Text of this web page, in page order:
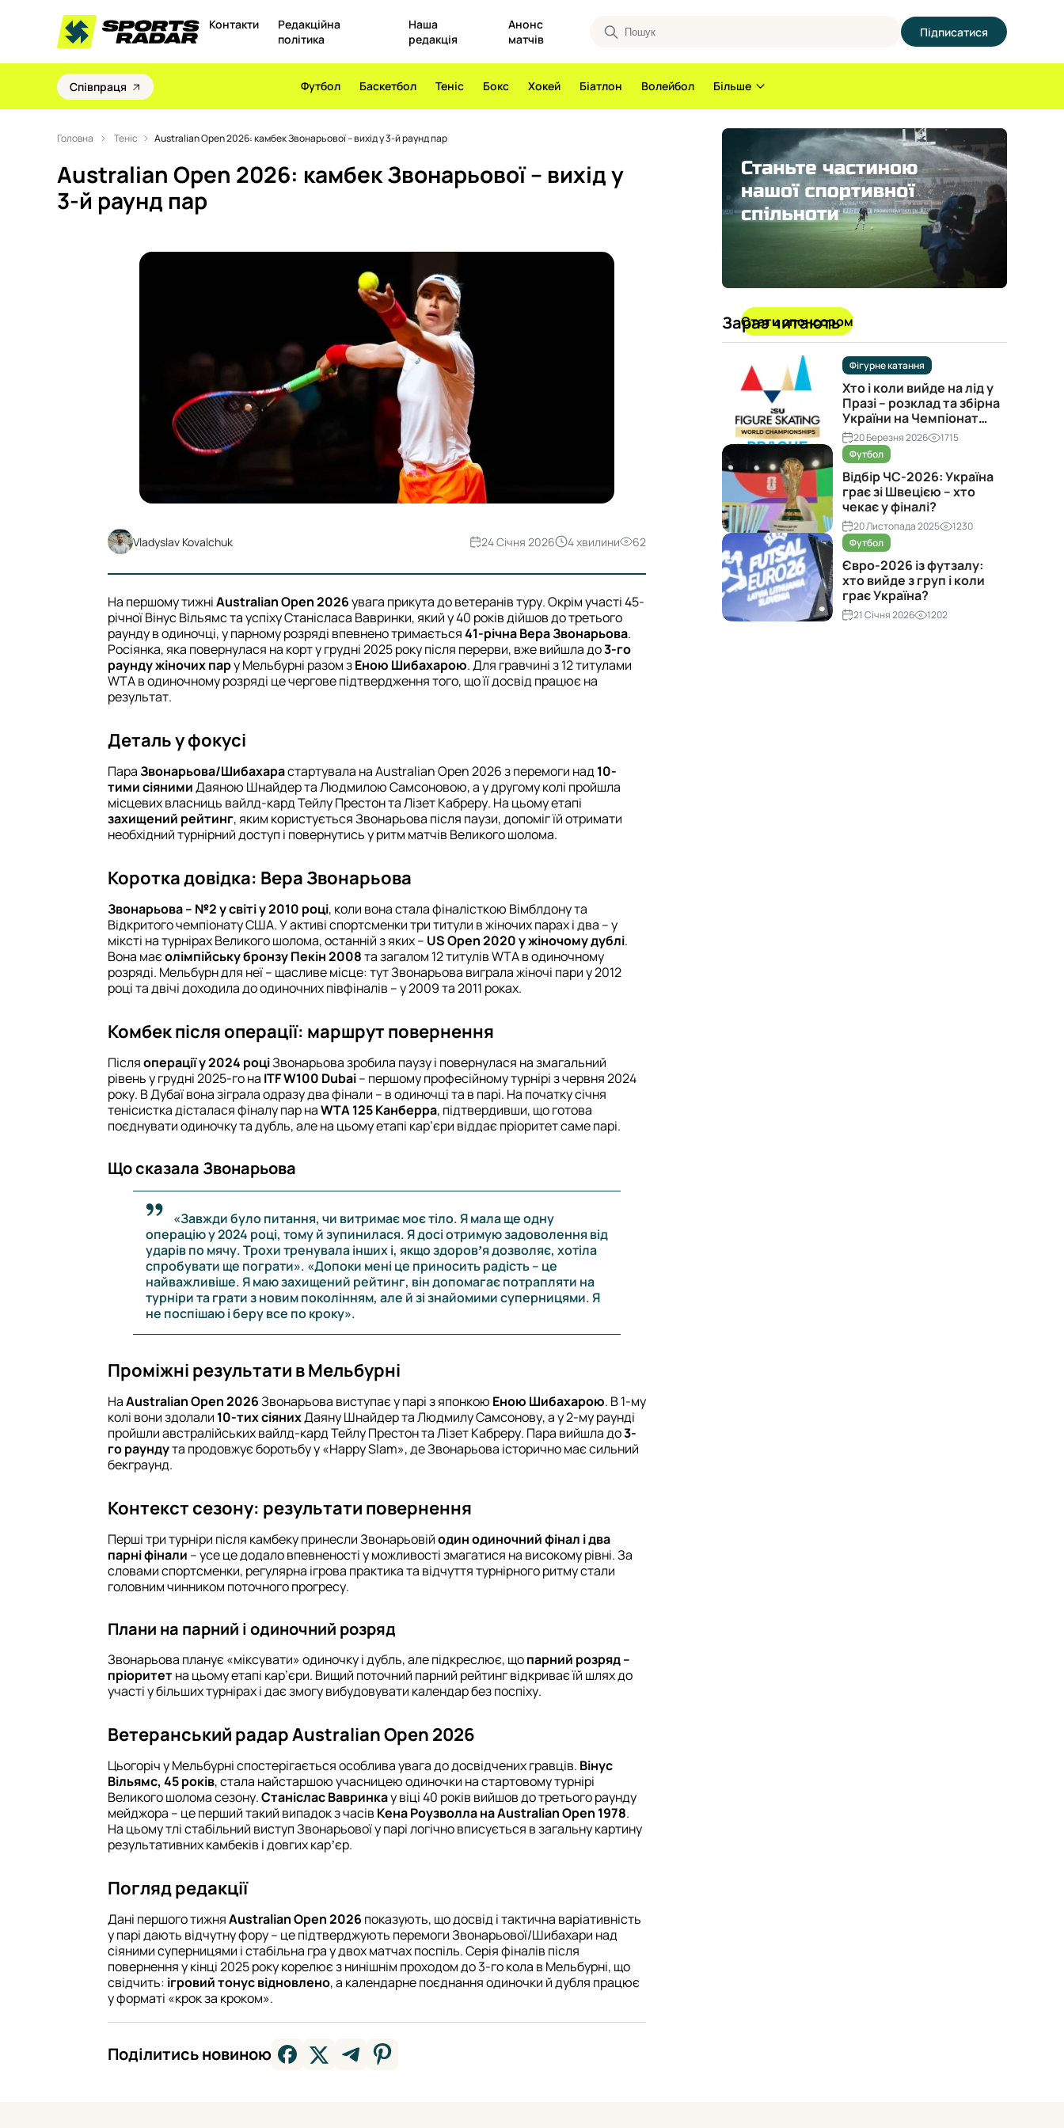
Контакти
Редакційна
політика
Наша
редакція
Анонс
матчів
Підписатися
Співпраця Футбол Баскетбол Теніс Бокс Хокей Біатлон Волейбол Більше
Стати спонсором
Головна Теніс Australian Open 2026: камбек Звонарьової – вихід у 3-й раунд пар
Australian Open 2026: камбек Звонарьової – вихід у
3-й раунд пар
Vladyslav Kovalchuk 4 хвилини 62
24 Січня 2026
На першому тижніAustralian Open 2026увага прикута до ветеранів туру. Окрім участі 45-
річної Вінус Вільямс та успіху Станісласа Вавринки, який у 40 років дійшов до третього
раунду в одиночці, у парному розряді впевнено тримається41-річна Вера Звонарьова.
Росіянка, яка повернулася на корт у грудні 2025 року після перерви, вже вийшла до3-го
раунду жіночих пару Мельбурні разом зЕною Шибахарою. Для гравчині з 12 титулами
WTA в одиночному розряді це чергове підтвердження того, що її досвід працює на
результат.
Деталь у фокусі
ПараЗвонарьова/Шибахарастартувала на Australian Open 2026 з перемоги над10-
тими сіянимиДаяною Шнайдер та Людмилою Самсоновою, а у другому колі пройшла
місцевих власниць вайлд-кард Тейлу Престон та Лізет Кабреру. На цьому етапі
захищений рейтинг, яким користується Звонарьова після паузи, допоміг їй отримати
необхідний турнірний доступ і повернутись у ритм матчів Великого шолома.
Коротка довідка: Вера Звонарьова
Звонарьова – №2 у світі у 2010 році, коли вона стала фіналісткою Вімблдону та
Відкритого чемпіонату США. У активі спортсменки три титули в жіночих парах і два – у
міксті на турнірах Великого шолома, останній з яких – US Open 2020 у жіночому дублі.
Вона маєолімпійську бронзу Пекін 2008та загалом 12 титулів WTA в одиночному
розряді. Мельбурн для неї – щасливе місце: тут Звонарьова виграла жіночі пари у 2012
році та двічі доходила до одиночних півфіналів – у 2009 та 2011 роках.
Комбек після операції: маршрут повернення
Післяоперації у 2024 роціЗвонарьова зробила паузу і повернулася на змагальний
рівень у грудні 2025-го на ITF W100 Dubai– першому професійному турнірі з червня 2024
року. В Дубаї вона зіграла одразу два фінали – в одиночці та в парі. На початку січня
тенісистка дісталася фіналу пар наWTA 125 Канберра, підтвердивши, що готова
поєднувати одиночку та дубль, але на цьому етапі кар’єри віддає пріоритет саме парі.
Що сказала Звонарьова
«Завжди було питання, чи витримає моє тіло. Я мала ще одну
операцію у 2024 році, тому й зупинилася. Я досі отримую задоволення від
ударів по мячу. Трохи тренувала інших і, якщо здоровʼя дозволяє, хотіла
спробувати ще пограти». «Допоки мені це приносить радість – це
найважливіше. Я маю захищений рейтинг, він допомагає потрапляти на
турніри та грати з новим поколінням, але й зі знайомими суперницями. Я
не поспішаю і беру все по кроку».
Проміжні результати в Мельбурні
НаAustralian Open 2026Звонарьова виступає у парі з японкою Еною Шибахарою. В 1-му
колі вони здолали 10-тих сіянихДаяну Шнайдер та Людмилу Самсонову, а у 2-му раунді
пройшли австралійських вайлд-кард Тейлу Престон та Лізет Кабреру. Пара вийшла до3-
го раундута продовжує боротьбу у «Happy Slam», де Звонарьова історично має сильний
бекграунд.
Контекст сезону: результати повернення
Перші три турніри після камбеку принесли Звонарьовійодин одиночний фінал і два
парні фінали – усе це додало впевненості у можливості змагатися на високому рівні. За
словами спортсменки, регулярна ігрова практика та відчуття турнірного ритму стали
головним чинником поточного прогресу.
Плани на парний і одиночний розряд
Звонарьова планує «міксувати» одиночку і дубль, але підкреслює, щопарний розряд –
пріоритетна цьому етапі кар’єри. Вищий поточний парний рейтинг відкриває їй шлях до
участі у більших турнірах і дає змогу вибудовувати календар без поспіху.
Ветеранський радар Australian Open 2026
Цьогоріч у Мельбурні спостерігається особлива увага до досвідчених гравців. Вінус
Вільямс, 45 років, стала найстаршою учасницею одиночки на стартовому турнірі
Великого шолома сезону.Станіслас Вавринкау віці 40 років вийшов до третього раунду
мейджора – це перший такий випадок з часів Кена Роузволла на Australian Open 1978.
На цьому тлі стабільний виступ Звонарьової у парі логічно вписується в загальну картину
результативних камбеків і довгих карʼєр.
Погляд редакції
Дані першого тижняAustralian Open 2026 показують, що досвід і тактична варіативність
у парі дають відчутну фору – це підтверджують перемоги Звонарьової/Шибахари над
сіяними суперницями і стабільна гра у двох матчах поспіль. Серія фіналів після
повернення у кінці 2025 року корелює з нинішнім проходом до 3-го кола в Мельбурні, що
свідчить: ігровий тонус відновлено, а календарне поєднання одиночки й дубля працює
у форматі «крок за кроком».
Поділитись новиною
Зараз читають
Фігурне катання
Хто і коли вийде на лід у
Празі – розклад та збірна
України на Чемпіонат
світу з фігурного катання
2026
20 Березня 2026
1715
Футбол
Відбір ЧС-2026: Україна
грає зі Швецією – хто
чекає у фіналі?
20 Листопада 2025
1230
Футбол
Євро-2026 із футзалу:
хто вийде з груп і коли
грає Україна?
21 Січня 2026 1202